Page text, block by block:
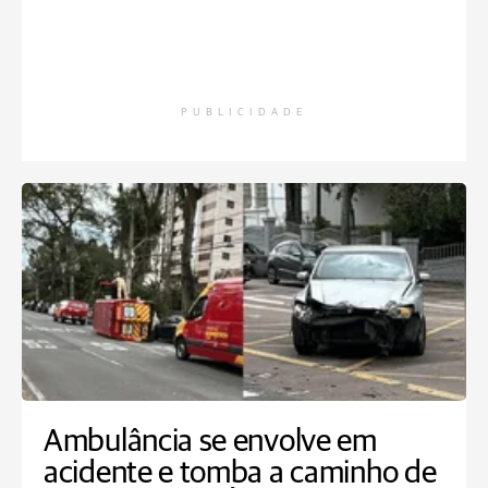
PUBLICIDADE
Ambulância se envolve em
acidente e tomba a caminho de